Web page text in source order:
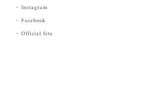
Instagram
Facebook
Official Site